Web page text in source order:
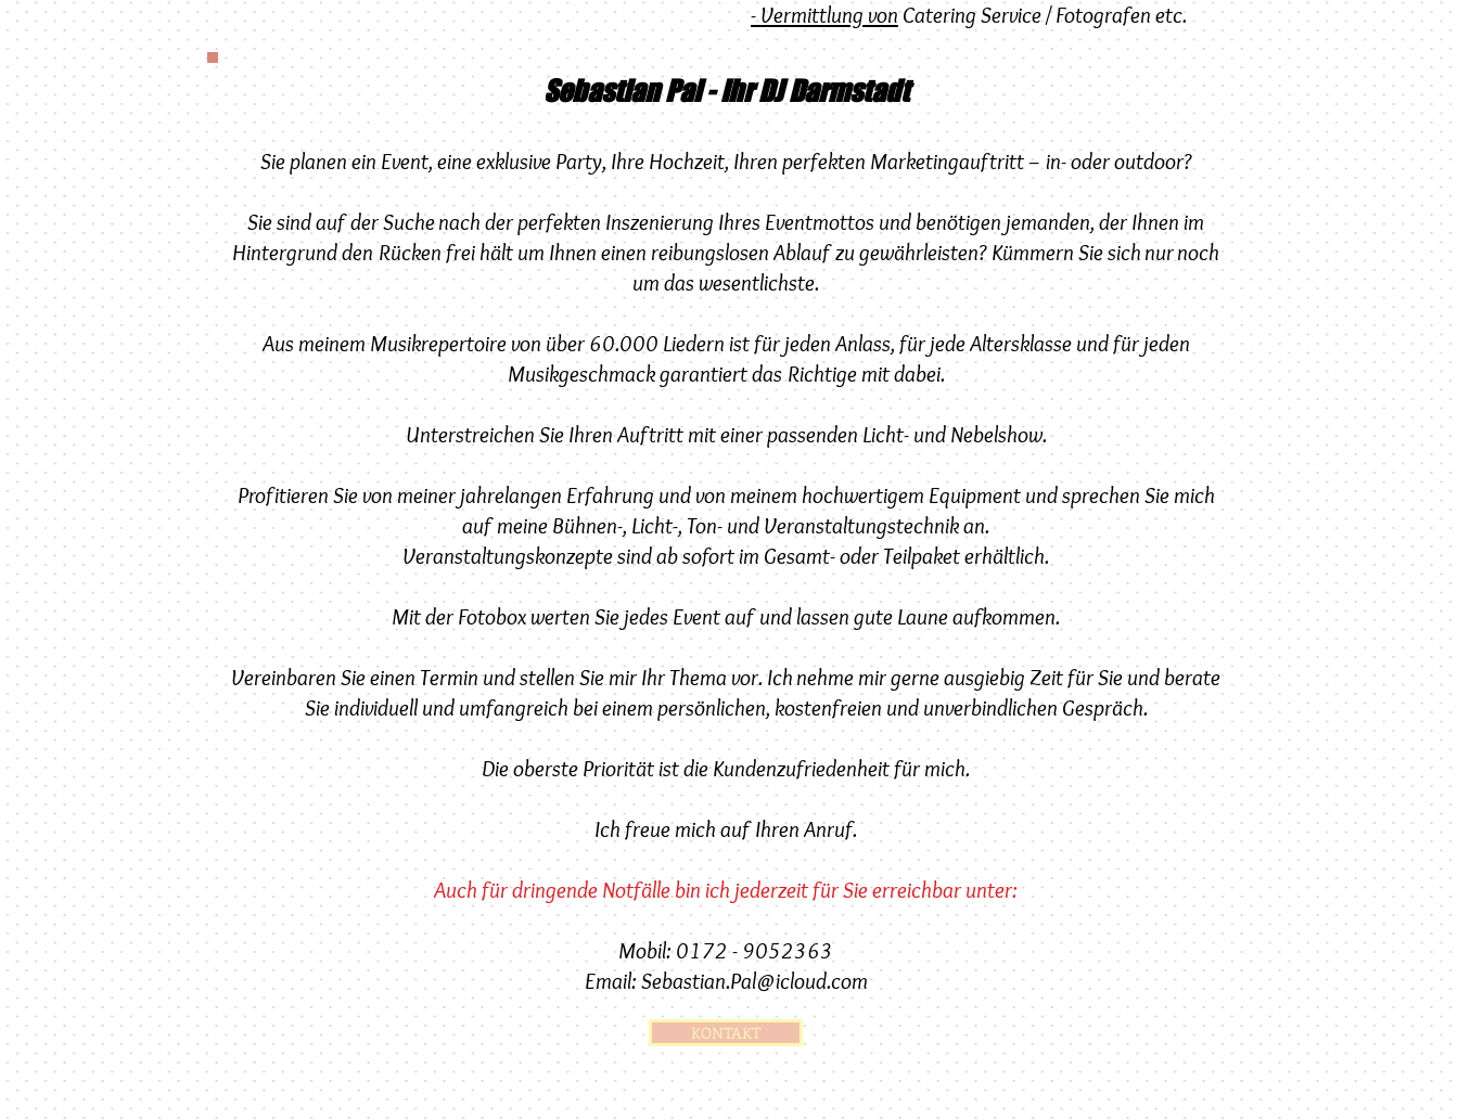
- Vermittlung vonCatering Service / Fotografen etc.
Sebastian Pal - Ihr DJ Darmstadt
Sie planen ein Event, eine exklusive Party, Ihre Hochzeit, Ihren perfekten Marketingauftritt – in- oder outdoor?
Sie sind auf der Suche nach der perfekten Inszenierung Ihres Eventmottos und benötigen jemanden, der Ihnen im
Hintergrund den Rücken frei hält um Ihnen einen reibungslosen Ablauf zu gewährleisten? Kümmern Sie sich nur noch
um das wesentlichste.
Aus meinem Musikrepertoire von über 60.000 Liedern ist für jeden Anlass, für jede Altersklasse und für jeden
Musikgeschmack garantiert das Richtige mit dabei.
Unterstreichen Sie Ihren Auftritt mit einer passenden Licht- und Nebelshow.
Profitieren Sie von meiner jahrelangen Erfahrung und von meinem hochwertigem Equipment und sprechen Sie mich
auf meine Bühnen-, Licht-, Ton- und Veranstaltungstechnik an.
Veranstaltungskonzepte sind ab sofort im Gesamt- oder Teilpaket erhältlich.
Mit der Fotobox werten Sie jedes Event auf und lassen gute Laune aufkommen.
Vereinbaren Sie einen Termin und stellen Sie mir Ihr Thema vor. Ich nehme mir gerne ausgiebig Zeit für Sie und berate
Sie individuell und umfangreich bei einem persönlichen, kostenfreien und unverbindlichen Gespräch.
Die oberste Priorität ist die Kundenzufriedenheit für mich.
Ich freue mich auf Ihren Anruf.
Auch für dringende Notfälle bin ich jederzeit für Sie erreichbar unter:
Mobil: 0172 - 9052363
Email: Sebastian.Pal@icloud.com
KONTAKT